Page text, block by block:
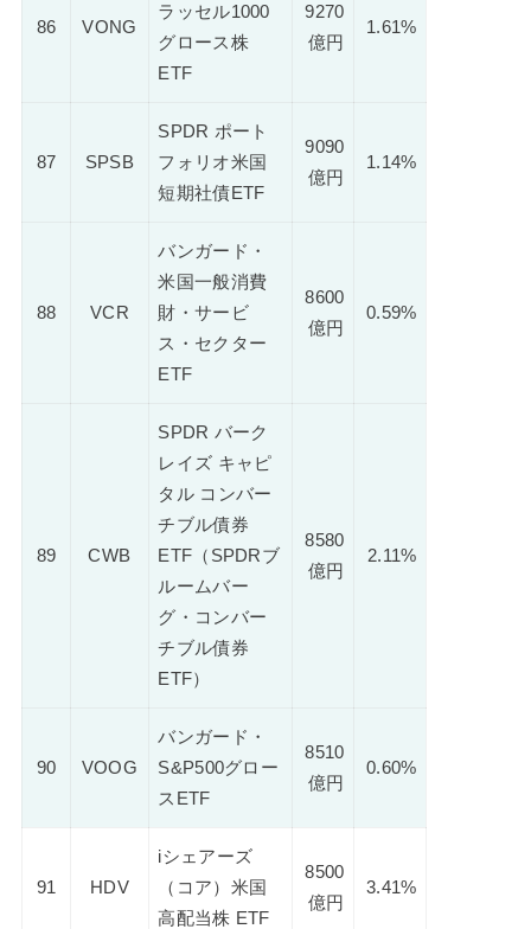
86 VONG
ラッセル1000
グロース株
ETF
9270
億円
1.61%
87 SPSB
SPDR ポート
フォリオ米国
短期社債ETF
9090
億円
1.14%
88 VCR
バンガード・
米国一般消費
財・サービ
ス・セクター
ETF
8600
億円
0.59%
89 CWB
SPDR バーク
レイズ キャピ
タル コンバー
チブル債券
ETF（SPDRブ
ルームバー
グ・コンバー
チブル債券
ETF）
8580
億円
2.11%
90 VOOG
バンガード・
S&P500グロー
スETF
8510
億円
0.60%
91 HDV
iシェアーズ
（コア）米国
高配当株 ETF
8500
億円
3.41%